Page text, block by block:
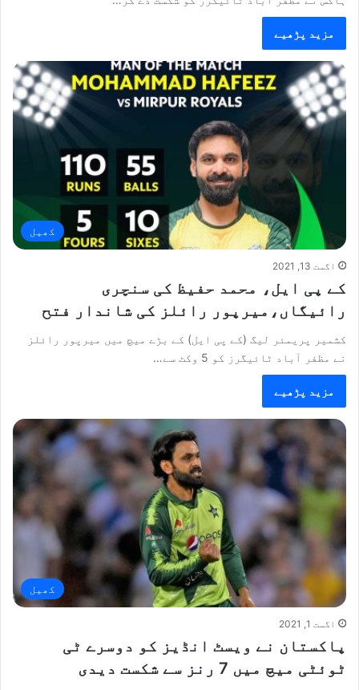
مزید پڑھیے
کھیل
اگست 13, 2021
کے پی ایل، محمد حفیظ کی سنچری
رائیگاں،میرپور رائلز کی شاندار فتح
کشمیر پریمئر لیگ (کے پی ایل) کے بڑے میچ میں میرپور رائلز
نے مظفر آباد ٹائیگرز کو 5 وکٹ سے…
مزید پڑھیے
کھیل
اگست 1, 2021
پاکستان نے ویسٹ انڈیز کو دوسرے ٹی
ٹوئٹی میچ میں 7 رنز سے شکست دیدی